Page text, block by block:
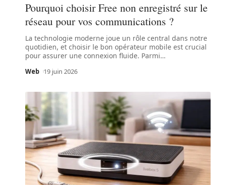
Pourquoi choisir Free non enregistré sur le
réseau pour vos communications ?
La technologie moderne joue un rôle central dans notre
quotidien, et choisir le bon opérateur mobile est crucial
pour assurer une connexion fluide. Parmi…
Web 19 juin 2026